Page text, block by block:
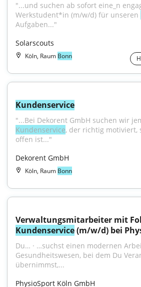
"...und suchen ab sofort eine_n
Werkstudent*in (m/w/d) für unseren
Aufgaben..."
Solarscouts
Köln, Raum Bonn
Kundenservice
Kundenservice, der richtig motiviert,
offen ist..."
Dekorent GmbH
Köln, Raum Bonn
Kundenservice (m/w/d) bei
Du… · …suchst einen modernen
Gesundheitswesen, bei dem Du
übernimmst,...
PhysioSport Köln GmbH